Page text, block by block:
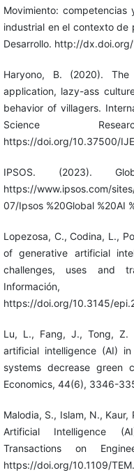
Movimiento:
industrial en el contexto de
Desarrollo. http://
Haryono, B. (2020).
application, lazy-ass
behavior of villagers.
Science
https://doi.org/10.37500/
IPSOS. (2023).
https://www.ipsos.com/
07/Ipsos %20Global %20AI
Lopezosa, C., Codina, L.,
of generative artificial
challenges, uses and
https://doi.org/10.3145/
Lu, L., Fang, J., Tong,
artificial intelligence (AI)
systems decrease green
Economics, 44(6), 3346-
Malodia, S., Islam, N.,
Artificial Intelligence
Transactions on
https://doi.org/10.1109/